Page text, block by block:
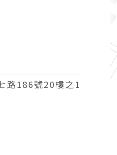
路186號20樓之1